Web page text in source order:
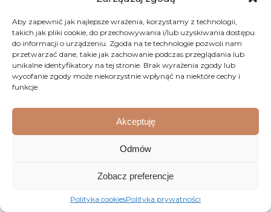
Aby zapewnić jak najlepsze wrażenia, korzystamy z technologii,
takich jak pliki cookie, do przechowywania i/lub uzyskiwania dostępu
do informacji o urządzeniu. Zgoda na te technologie pozwoli nam
przetwarzać dane, takie jak zachowanie podczas przeglądania lub
unikalne identyfikatory na tej stronie. Brak wyrażenia zgody lub
wycofanie zgody może niekorzystnie wpłynąć na niektóre cechy i
funkcje.
Akceptuję
Odmów
Zobacz preferencje
Polityka cookiesPolityka prywatności
trwałością, a przy tym są ekologiczne. W Dobre
Meble znajdziesz meble z litego drewna, które
będą Ci służyć przez lata.